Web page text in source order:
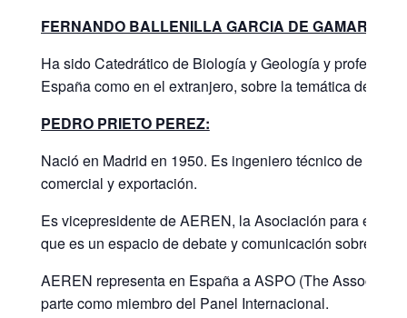
FERNANDO BALLENILLA GARCIA DE GAMARRA:
Ha sido Catedrático de Biología y Geología y profesor
España como en el extranjero, sobre la temática de la
PEDRO PRIETO PEREZ:
Nació en Madrid en 1950. Es ingeniero técnico de
comercial y exportación.
Es vicepresidente de AEREN, la Asociación para el
que es un espacio de debate y comunicación sobre
AEREN representa en España a ASPO (The
parte como miembro del Panel Internacional.